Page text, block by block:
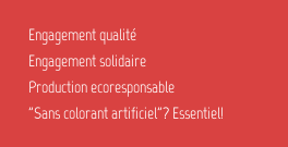
Engagement qualité
Engagement solidaire
Production ecoresponsable
"Sans colorant artificiel"? Essentiel!